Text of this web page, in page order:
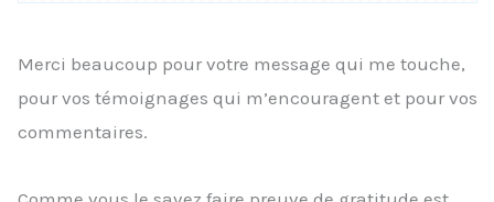
Merci beaucoup pour votre message qui me touche,
pour vos témoignages qui m’encouragent et pour vos
commentaires.